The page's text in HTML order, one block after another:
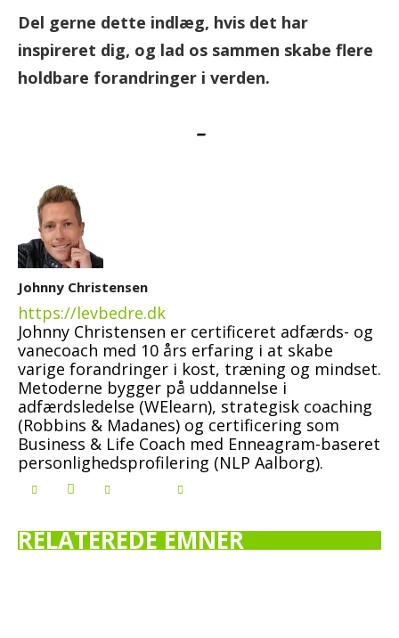
Del gerne dette indlæg, hvis det har
inspireret dig, og lad os sammen skabe flere
holdbare forandringer i verden.
–
Johnny Christensen
https://levbedre.dk
Johnny Christensen er certificeret adfærds- og
vanecoach med 10 års erfaring i at skabe
varige forandringer i kost, træning og mindset.
Metoderne bygger på uddannelse i
adfærdsledelse (WElearn), strategisk coaching
(Robbins & Madanes) og certificering som
Business & Life Coach med Enneagram-baseret
personlighedsprofilering (NLP Aalborg).
RELATEREDE EMNER